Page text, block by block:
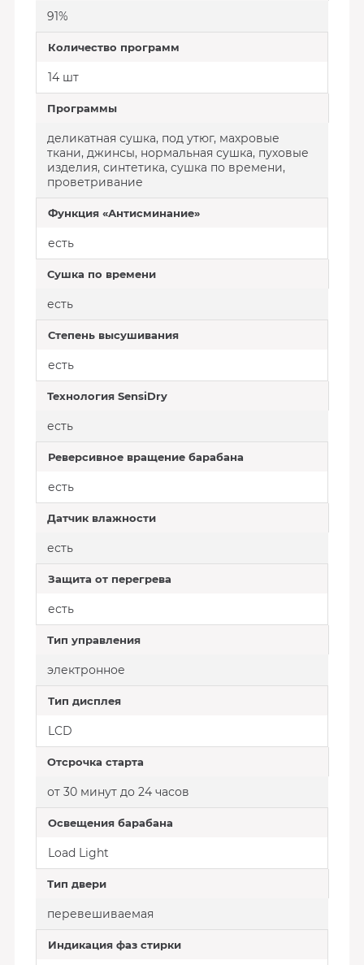
91%
Количество программ
14 шт
Программы
деликатная сушка, под утюг, махровые
ткани, джинсы, нормальная сушка, пуховые
изделия, синтетика, сушка по времени,
проветривание
Функция «Антисминание»
есть
Сушка по времени
есть
Степень высушивания
есть
Технология SensiDry
есть
Реверсивное вращение барабана
есть
Датчик влажности
есть
Защита от перегрева
есть
Тип управления
электронное
Тип дисплея
LCD
Отсрочка старта
от 30 минут до 24 часов
Освещения барабана
Load Light
Тип двери
перевешиваемая
Индикация фаз стирки